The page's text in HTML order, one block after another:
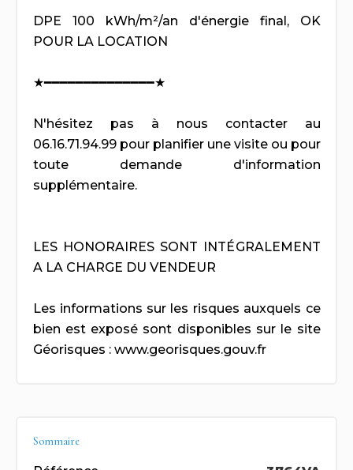
DPE 100 kWh/m²/an d'énergie final, OK
POUR LA LOCATION
★━━━━━━━━━━━━━━★
N'hésitez pas à nous contacter au
06.16.71.94.99 pour planifier une visite ou pour
toute demande d'information
supplémentaire.
LES HONORAIRES SONT INTÉGRALEMENT
A LA CHARGE DU VENDEUR
Les informations sur les risques auxquels ce
bien est exposé sont disponibles sur le site
Géorisques : www.georisques.gouv.fr
Sommaire